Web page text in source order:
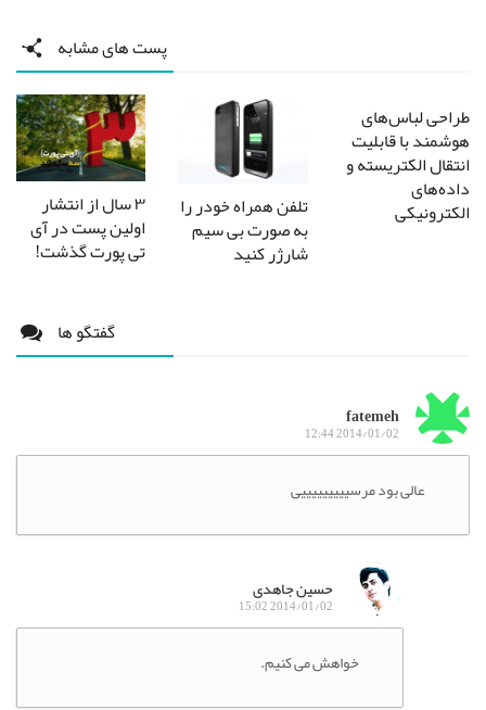
پست های مشابه
طراحی لباس‌های
هوشمند با قابلیت
انتقال الکتریسته و
داده‌های
الکترونیکی تلفن همراه خودر را
به صورت بی سیم
شارژر کنید
۳ سال از انتشار
اولین پست در آی
تی پورت گذشت!
گفتگو ها
fatemeh
2014/01/02 12:44
عالی بود مرسیییییییییی
حسین جاهدی
2014/01/02 15:02
خواهش می کنیم.